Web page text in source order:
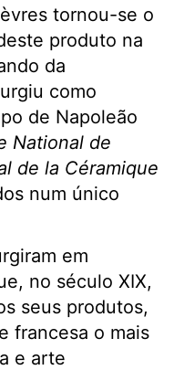
tornou-se o
produto na
da
como
de Napoleão
National de
de la Céramique
num único
em
no século XIX,
seus produtos,
francesa o mais
e arte